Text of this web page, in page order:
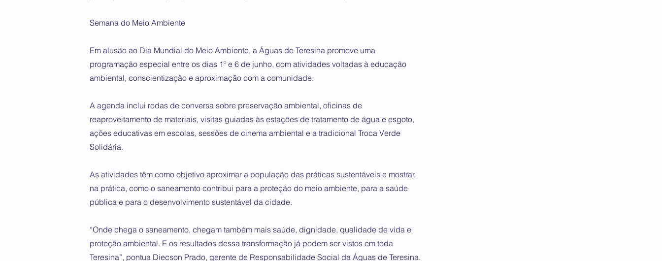
Semana do Meio Ambiente
Em alusão ao Dia Mundial do Meio Ambiente, a Águas de Teresina promove uma
programação especial entre os dias 1º e 6 de junho, com atividades voltadas à educação
ambiental, conscientização e aproximação com a comunidade.
A agenda inclui rodas de conversa sobre preservação ambiental, oficinas de
reaproveitamento de materiais, visitas guiadas às estações de tratamento de água e esgoto,
ações educativas em escolas, sessões de cinema ambiental e a tradicional Troca Verde
Solidária.
As atividades têm como objetivo aproximar a população das práticas sustentáveis e mostrar,
na prática, como o saneamento contribui para a proteção do meio ambiente, para a saúde
pública e para o desenvolvimento sustentável da cidade.
“Onde chega o saneamento, chegam também mais saúde, dignidade, qualidade de vida e
proteção ambiental. E os resultados dessa transformação já podem ser vistos em toda
Teresina”, pontua Diecson Prado, gerente de Responsabilidade Social da Águas de Teresina.